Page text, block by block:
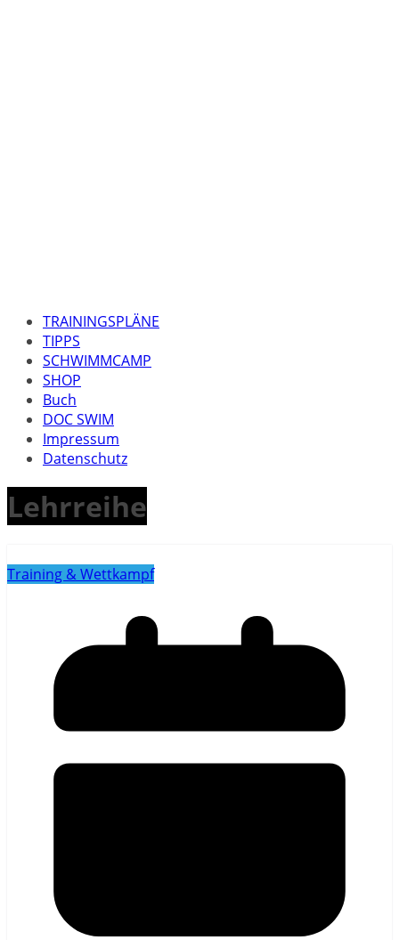
TRAININGSPLÄNE
TIPPS
SCHWIMMCAMP
SHOP
Buch
DOC SWIM
Impressum
Datenschutz
Lehrreihe
Training & Wettkampf